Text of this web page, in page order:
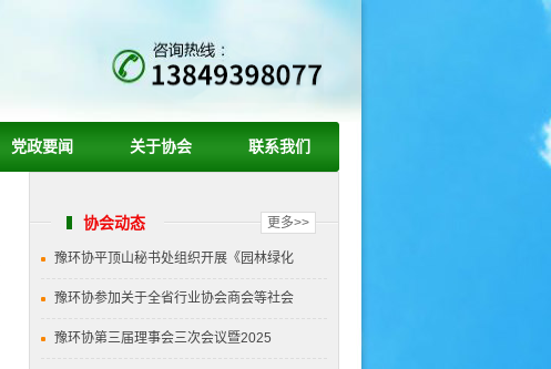
党政要闻 关于协会 联系我们
更多>>
协会动态
豫环协平顶山秘书处组织开展《园林绿化
豫环协参加关于全省行业协会商会等社会
豫环协第三届理事会三次会议暨2025